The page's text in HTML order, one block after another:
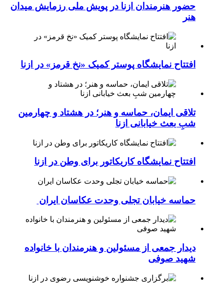
حضور هنرمندان ازنا در پویش ملی رزمایش میدان
هنر
افتتاح نمایشگاه پوستر کمیک «نخ قرمز» در ازنا
تلاقی ایمان، حماسه و هنر؛ در هشتاد و چهارمین
شبِ بعث خیابانی ازنا
افتتاح نمایشگاه کاریکاتور برای وطن در ازنا
حماسه خیابان تجلی وحدت عکاسان ایران
دیدار جمعی از مسئولین و هنرمندان با خانواده
شهید صوفی